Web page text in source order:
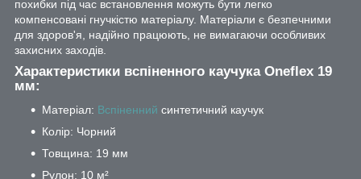
похибки під час встановлення можуть бути легко
компенсовані гнучкістю матеріалу. Матеріали є безпечними
для здоров'я, надійно працюють, не вимагаючи особливих
захисних заходів.
Характеристики вспіненного каучука Oneflex 19
мм:
Матеріал: Вспіненний синтетичний каучук
Колір: Чорний
Товщина: 19 мм
Рулон: 10 м²